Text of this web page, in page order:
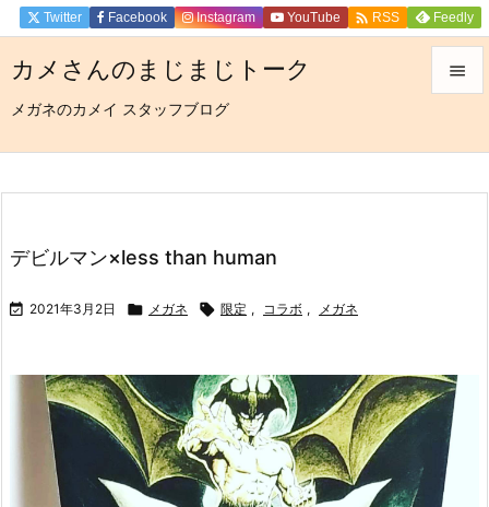
カメさんのまじまじトーク
メガネのカメイ スタッフブログ

サイド
Twitter Facebook Instagram YouTube  RSS Feedly
デビルマン×less than human
 2021年3月2日  メガネ  限定 , コラボ , メガネ